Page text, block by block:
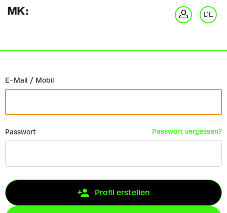
DE
E-Mail / Mobil
Passwort Passwort vergessen?
Profil erstellen